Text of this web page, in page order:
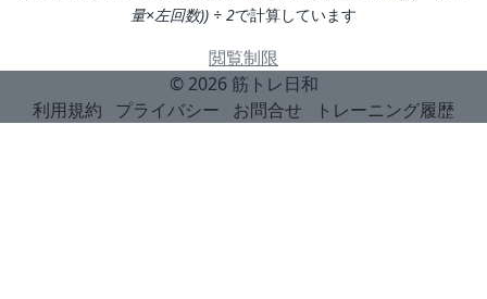
量×左回数)) ÷ 2で計算しています
閲覧制限
© 2026 筋トレ日和
利用規約
プライバシー お問合せ トレーニング履歴